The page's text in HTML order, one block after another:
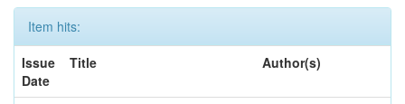
Item hits:
Issue
Date
Title Author(s)